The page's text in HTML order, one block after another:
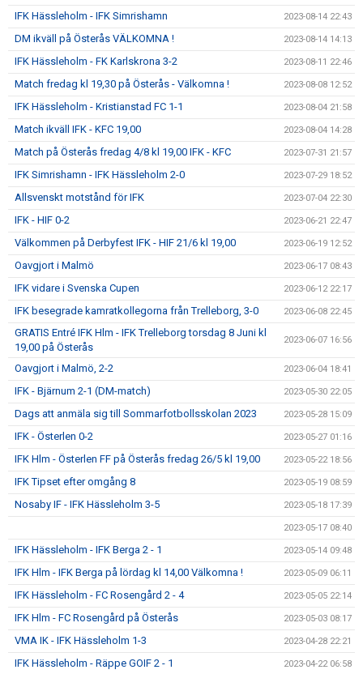
IFK Hässleholm - IFK Simrishamn 2023-08-14 22:43
DM ikväll på Österås VÄLKOMNA ! 2023-08-14 14:13
IFK Hässleholm - FK Karlskrona 3-2 2023-08-11 22:46
Match fredag kl 19,30 på Österås - Välkomna ! 2023-08-08 12:52
IFK Hässleholm - Kristianstad FC 1-1 2023-08-04 21:58
Match ikväll IFK - KFC 19,00 2023-08-04 14:28
Match på Österås fredag 4/8 kl 19,00 IFK - KFC 2023-07-31 21:57
IFK Simrishamn - IFK Hässleholm 2-0 2023-07-29 18:52
Allsvenskt motstånd för IFK 2023-07-04 22:30
IFK - HIF 0-2 2023-06-21 22:47
Välkommen på Derbyfest IFK - HIF 21/6 kl 19,00 2023-06-19 12:52
Oavgjort i Malmö 2023-06-17 08:43
IFK vidare i Svenska Cupen 2023-06-12 22:17
IFK besegrade kamratkollegorna från Trelleborg, 3-0 2023-06-08 22:45
GRATIS Entré IFK Hlm - IFK Trelleborg torsdag 8 Juni kl
19,00 på Österås
2023-06-07 16:56
Oavgjort i Malmö, 2-2 2023-06-04 18:41
IFK - Bjärnum 2-1 (DM-match) 2023-05-30 22:05
Dags att anmäla sig till Sommarfotbollsskolan 2023 2023-05-28 15:09
IFK - Österlen 0-2 2023-05-27 01:16
IFK Hlm - Österlen FF på Österås fredag 26/5 kl 19,00 2023-05-22 18:56
IFK Tipset efter omgång 8 2023-05-19 08:59
Nosaby IF - IFK Hässleholm 3-5 2023-05-18 17:39
2023-05-17 08:40
IFK Hässleholm - IFK Berga 2 - 1 2023-05-14 09:48
IFK Hlm - IFK Berga på lördag kl 14,00 Välkomna ! 2023-05-09 06:11
IFK Hässleholm - FC Rosengård 2 - 4 2023-05-05 22:14
IFK Hlm - FC Rosengård på Österås 2023-05-03 08:17
VMA IK - IFK Hässleholm 1-3 2023-04-28 22:21
IFK Hässleholm - Räppe GOIF 2 - 1 2023-04-22 06:58